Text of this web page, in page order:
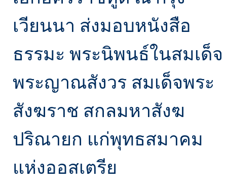
เวียนนา ส่งมอบหนังสือ
ธรรมะ พระนิพนธ์ในสมเด็จ
พระญาณสังวร สมเด็จพระ
สังฆราช สกลมหาสังฆ
ปริณายก แก่พุทธสมาคม
แห่งออสเตรีย